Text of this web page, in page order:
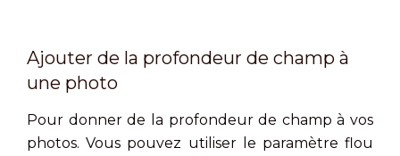
Ajouter de la profondeur de champ à
une photo
Pour donner de la profondeur de champ à vos
photos. Vous pouvez utiliser le paramètre flou